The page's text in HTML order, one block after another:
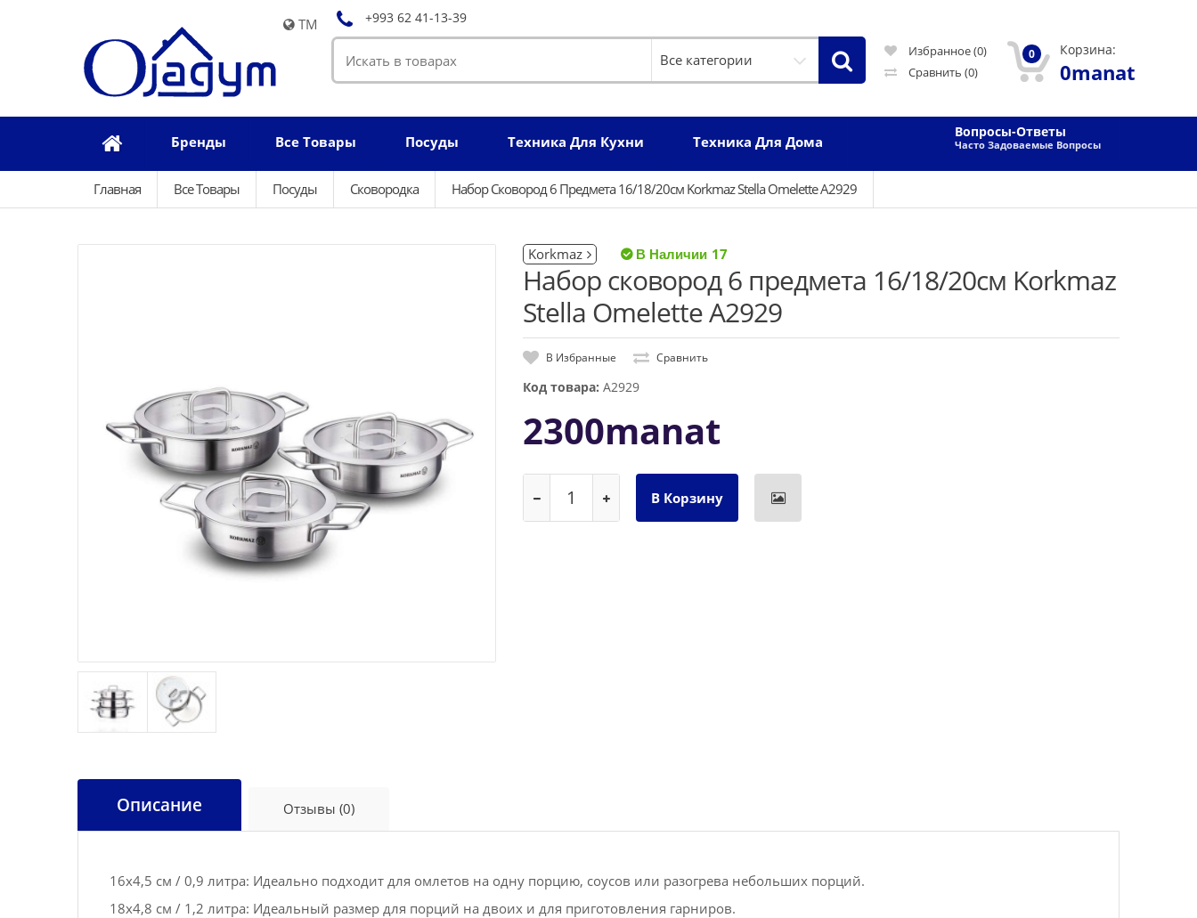
TM +993 62 41-13-39
Избранное (0)
Сравнить (0)
0 Корзина:
0manat
Бренды Все Товары Посуды Техника Для Кухни Техника Для Дома
Вопросы-Ответы
Часто Задоваемые Вопросы
Главная Все Товары Посуды Сковородка Набор Сковород 6 Предмета 16/18/20см Korkmaz Stella Omelette A2929
Korkmaz 17
Набор сковород 6 предмета 16/18/20см Korkmaz
Stella Omelette A2929
В Избранные Сравнить
Код товара: A2929
2300manat
Описание Отзывы (0)
16х4,5 см / 0,9 литра: Идеально подходит для омлетов на одну порцию, соусов или разогрева небольших порций.
18х4,8 см / 1,2 литра: Идеальный размер для порций на двоих и для приготовления гарниров.